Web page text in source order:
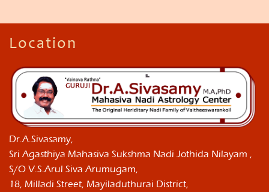
Location
Dr.A.Sivasamy,
Sri Agasthiya Mahasiva Sukshma Nadi Jothida Nilayam ,
S/O V.S.Arul Siva Arumugam,
18, Milladi Street, Mayiladuthurai District,